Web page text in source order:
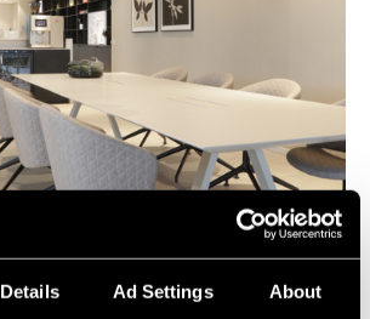
Details Ad Settings About